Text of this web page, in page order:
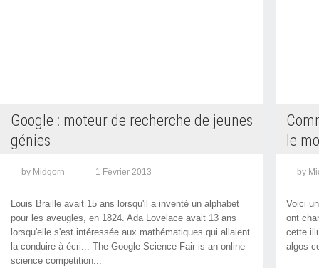
Google : moteur de recherche de jeunes
génies
by Midgorn 1 Février 2013
Louis Braille avait 15 ans lorsqu'il a inventé un alphabet
pour les aveugles, en 1824. Ada Lovelace avait 13 ans
lorsqu'elle s'est intéressée aux mathématiques qui allaient
la conduire à écri... The Google Science Fair is an online
science competition...
le
by
Voici
ont
cette
algos